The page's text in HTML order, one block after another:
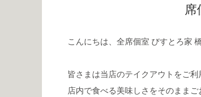
席
こんにちは、全席個室 びすとろ家
皆さまは当店のテイクアウトをご
店内で食べる美味しさをそのまま